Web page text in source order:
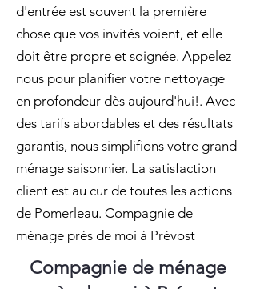
d'entrée est souvent la première
chose que vos invités voient, et elle
doit être propre et soignée. Appelez-
nous pour planifier votre nettoyage
en profondeur dès aujourd'hui!. Avec
des tarifs abordables et des résultats
garantis, nous simplifions votre grand
ménage saisonnier. La satisfaction
client est au cur de toutes les actions
de Pomerleau. Compagnie de
ménage près de moi à Prévost
Compagnie de ménage